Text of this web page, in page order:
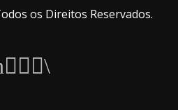
os Direitos Reservados.